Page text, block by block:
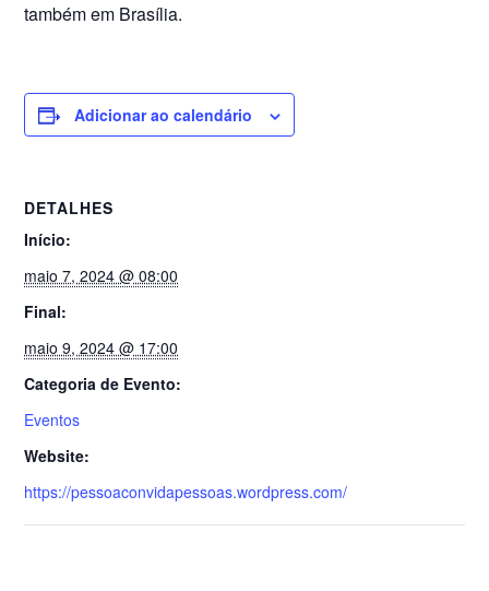
também em Brasília.
Adicionar ao calendário
DETALHES
Início:
maio 7, 2024 @ 08:00
Final:
maio 9, 2024 @ 17:00
Categoria de Evento:
Eventos
Website:
https://pessoaconvidapessoas.wordpress.com/